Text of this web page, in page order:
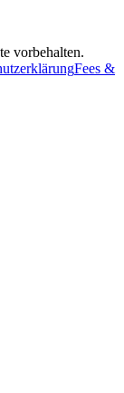
vorbehalten.
Fees &